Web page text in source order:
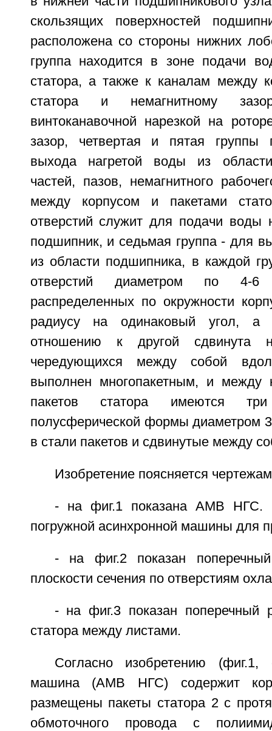
скользящих поверхностей
расположена со стороны нижних
группа находится в зоне подачи
статора, а также к каналам между
статора и немагнитному
винтоканавочной нарезкой на
зазор, четвертая и пятая группы
выхода нагретой воды из
частей, пазов, немагнитного
между корпусом и пакетами
отверстий служит для подачи воды
подшипник, и седьмая группа - для
из области подшипника, в каждой
отверстий диаметром по 4-
распределенных по окружности
радиусу на одинаковый угол, а
отношению к другой сдвинута
чередующихся между собой
выполнен многопакетным, и между
пакетов статора имеются
полусферической формы диаметром
в стали пакетов и сдвинутые между
Изобретение поясняется
- на фиг.1 показана АМВ НГС.
погружной асинхронной машины для
- на фиг.2 показан
плоскости сечения по отверстиям
- на фиг.3 показан поперечный
статора между листами.
Согласно изобретению (фиг.1,
машина (АМВ НГС) содержит
размещены пакеты статора 2 с
обмоточного провода с